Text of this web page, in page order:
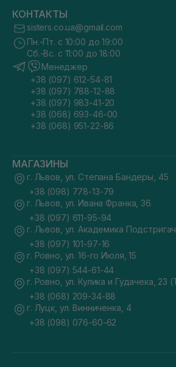
КОНТАКТЫ
sisters.co.ua@gmail.com
Пн.-Пт. с 10:00 до 19:00
Сб.-Вс. с 11:00 до 18:00
Менеджер
+38 (097) 612-54-81
+38 (097) 788-12-88
+38 (097) 983-41-20
+38 (068) 693-46-00
+38 (068) 951-22-86
МАГАЗИНЫ
г. Львов, ул. Степана Бандеры, 45
+38 (098) 778-13-79
г. Львов, ул. Ивана Франка, 36
+38 (097) 611-95-94
г. Львов, ул. Академика
+38 (097) 101-97-16
г. Ровно, ул. 16-го Июля, 15
+38 (097) 544-61-44
г. Ровно, ул. Кулика и Гудачека, 23
+38 (068) 209-34-88
г. Луцк, ул. Винниченка, 4
+38 (098) 076-60-62